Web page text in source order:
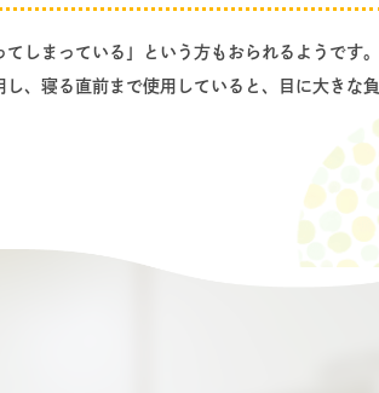
しまっている」という方もおられるようです。
、寝る直前まで使用していると、目に大きな負